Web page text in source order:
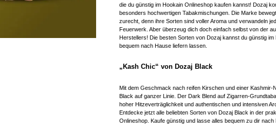
die du günstig im Hookain Onlineshop kaufen kannst! Dozaj
besonders hochwertigen Tabakmischungen. Die Marke
zurecht, denn ihre Sorten sind voller Aroma und verwandeln
Feuerwerk. Aber überzeug dich doch einfach selbst von der
Herstellers! Die besten Sorten von Dozaj kannst du günstig
bequem nach Hause liefern lassen.
„Kash Chic“ von Dozaj Black
Mit dem Geschmack nach reifen Kirschen und einer Kashmir-
Black auf ganzer Linie. Der Dark Blend auf Zigarren-
hoher Hitzeverträglichkeit und authentischen und intensiven
Entdecke jetzt alle beliebten Sorten von Dozaj Black in der
Onlineshop. Kaufe günstig und lasse alles bequem zu dir nach